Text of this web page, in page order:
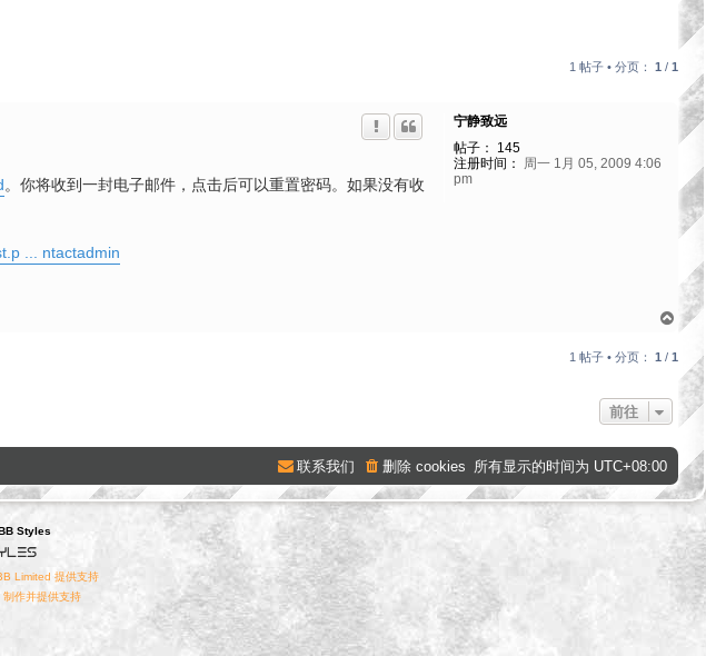
1 帖子 • 分页： 1 / 1
宁静致远
帖子：
145
注册时间：
周一 1月 05, 2009 4:06
pm
。你将收到一封电子邮件，点击后可以重置密码。如果没有收
... ntactadmin
页
1 帖子 • 分页： 1 / 1
前往
所有显示的时间为 UTC+08:00
删除 cookies
联系我们
Styles
Limited 提供支持
制作并提供支持